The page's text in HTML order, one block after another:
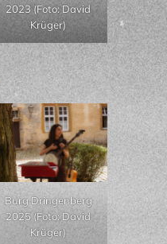
2023 (Foto: David
Krüger)
Burg Dringenberg
2025 (Foto: David
Krüger)